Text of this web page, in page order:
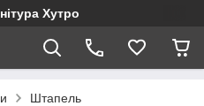
Хутро
Штапель